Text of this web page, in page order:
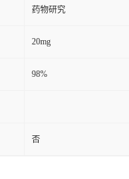
药物研究
20mg
98%
否